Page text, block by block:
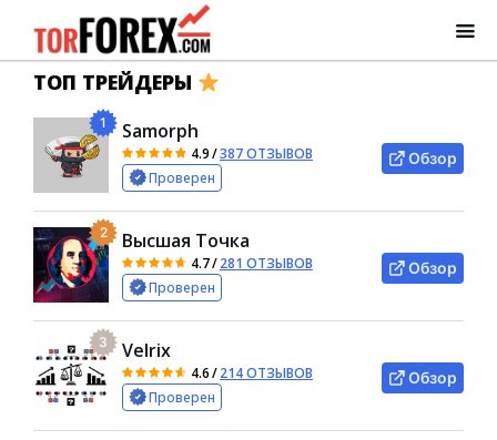
ТОП ТРЕЙДЕРЫ
1 Samorph
4.9/387 ОТЗЫВОВ
Проверен
Обзор
2 Высшая Точка
4.7/281 ОТЗЫВОВ
Проверен
Обзор
3 Velrix
4.6/214 ОТЗЫВОВ
Проверен
Обзор